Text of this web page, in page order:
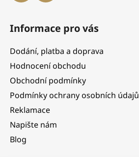
Informace pro vás
Dodání, platba a doprava
Hodnocení obchodu
Obchodní podmínky
Podmínky ochrany osobních údajů
Reklamace
Napište nám
Blog